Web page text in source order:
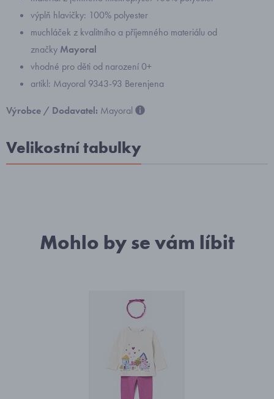
výplň hlavičky: 100% polyester
muchláček z kvalitního a příjemného materiálu od
značky Mayoral
vhodné pro děti od narození 0+
artikl: Mayoral 9343-93 Berenjena
Výrobce / Dodavatel: Mayoral
Velikostní tabulky
Mohlo by se vám líbit